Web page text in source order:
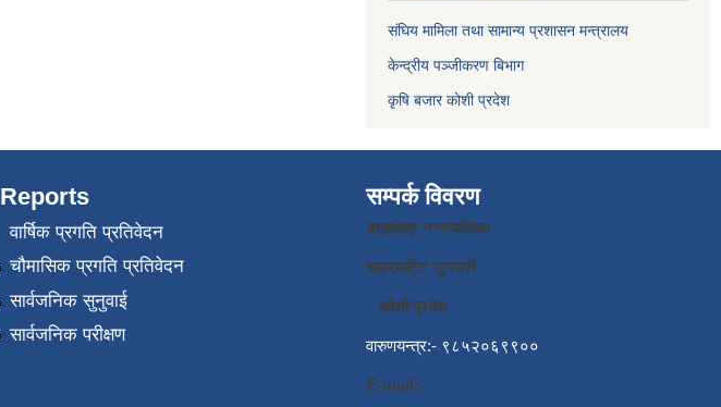
संघिय मामिला तथा सामान्य प्रशासन मन्त्रालय
केन्द्रीय पञ्जीकरण बिभाग
कृषि बजार कोशी प्रदेश
Reports
वार्षिक प्रगति प्रतिवेदन
चौमासिक प्रगति प्रतिवेदन
सार्वजनिक सुनुवाई
सार्वजनिक परीक्षण
सम्पर्क विवरण
बराहक्षेत्र नगरपालिका
चक्रघट्टि सुनसरी
कोशी प्रदेश
वारुणयन्त्र:- ९८५२०६९९००
E-mail:-